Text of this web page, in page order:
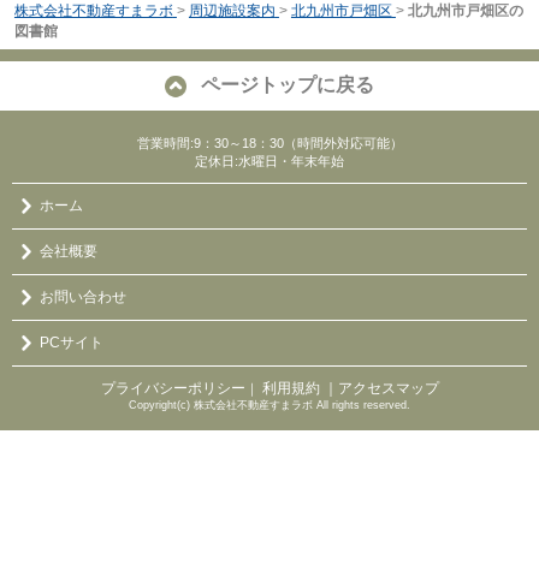
株式会社不動産すまラボ > 周辺施設案内 > 北九州市戸畑区 > 北九州市戸畑区の
図書館
ページトップに戻る
営業時間:9：30～18：30（時間外対応可能）
定休日:水曜日・年末年始
ホーム
会社概要
お問い合わせ
PCサイト
プライバシーポリシー ｜ 利用規約 ｜アクセスマップ
Copyright(c) 株式会社不動産すまラボ All rights reserved.